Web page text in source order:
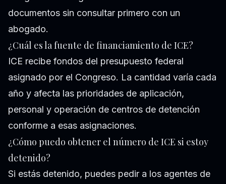
documentos sin consultar primero con un
abogado.
¿Cuál es la fuente de financiamiento de ICE?
ICE recibe fondos del presupuesto federal
asignado por el Congreso. La cantidad varía cada
año y afecta las prioridades de aplicación,
personal y operación de centros de detención
conforme a esas asignaciones.
¿Cómo puedo obtener el número de ICE si estoy
detenido?
Si estás detenido, puedes pedir a los agentes de